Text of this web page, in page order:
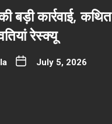
बड़ी कार्रवाई,
रेस्क्यू
July 5, 2026